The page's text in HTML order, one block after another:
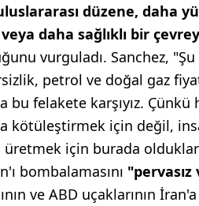
düzene, daha
daha sağlıklı bir
vurguladı. Sanchez,
petrol ve doğal gaz
bu felakete karşıyız.
kötüleştirmek için değil,
için burada
bombalamasını "pervasız
ve ABD uçaklarının İran'a